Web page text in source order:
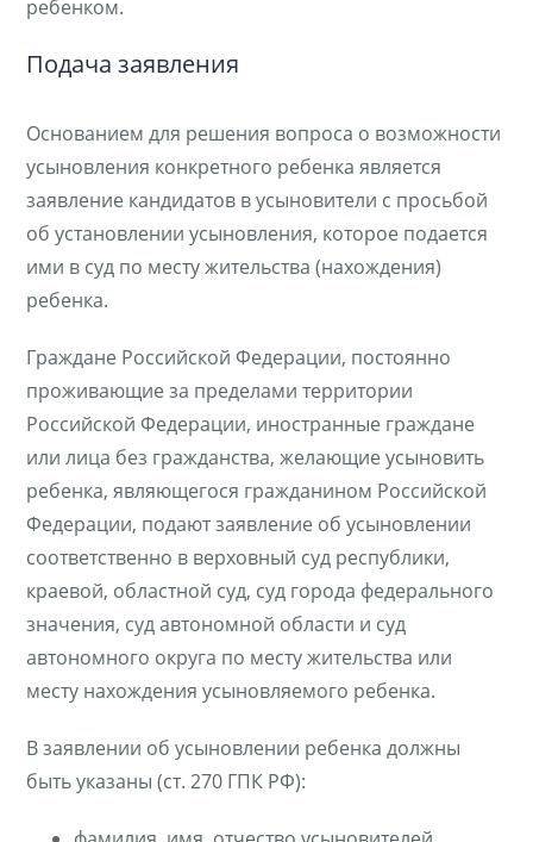
ребенком.
Подача заявления
Основанием для решения вопроса о возможности
усыновления конкретного ребенка является
заявление кандидатов в усыновители с просьбой
об установлении усыновления, которое подается
ими в суд по месту жительства (нахождения)
ребенка.
Граждане Российской Федерации, постоянно
проживающие за пределами территории
Российской Федерации, иностранные граждане
или лица без гражданства, желающие усыновить
ребенка, являющегося гражданином Российской
Федерации, подают заявление об усыновлении
соответственно в верховный суд республики,
краевой, областной суд, суд города федерального
значения, суд автономной области и суд
автономного округа по месту жительства или
месту нахождения усыновляемого ребенка.
В заявлении об усыновлении ребенка должны
быть указаны (ст. 270 ГПК РФ):